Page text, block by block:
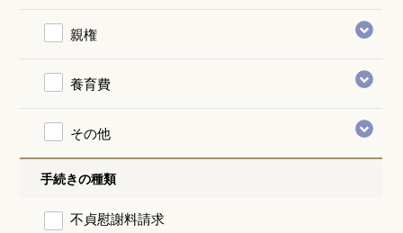
親権
養育費
その他
手続きの種類
不貞慰謝料請求